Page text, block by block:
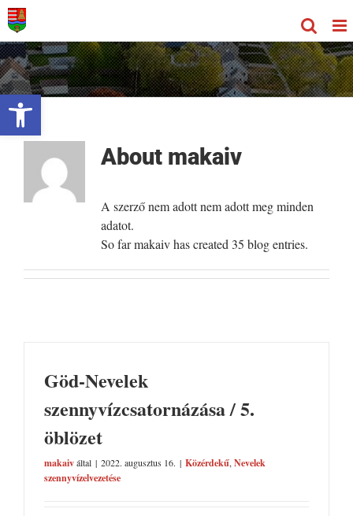
Eszköztár megnyitása
Kihagyás
About makaiv
A szerző nem adott nem adott meg minden
adatot.
So far makaiv has created 35 blog entries.
Göd-Nevelek
szennyvízcsatornázása / 5.
öblözet
makaiváltal | 2022. augusztus 16. | Közérdekű, Nevelek
szennyvízelvezetése